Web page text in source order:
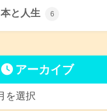
本と人生 6
アーカイブ